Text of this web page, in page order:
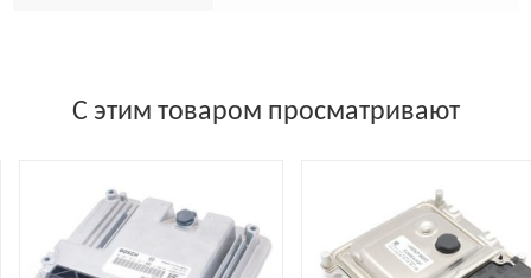
С этим товаром просматривают